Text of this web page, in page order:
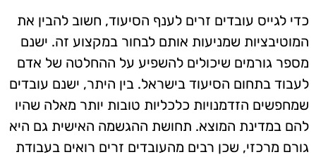
כדי לגייס עובדים זרים לענף הסיעוד, חשוב להבין את
המוטיבציות שמניעות אותם לבחור במקצוע זה. ישנם
מספר גורמים שיכולים להשפיע על ההחלטה של אדם
לעבוד בתחום הסיעוד בישראל. בין היתר, ישנם עובדים
שמחפשים הזדמנויות כלכליות טובות יותר מאלה שהיו
להם במדינת המוצא. תחושת ההגשמה האישית גם היא
גורם מרכזי, שכן רבים מהעובדים זרים רואים בעבודת